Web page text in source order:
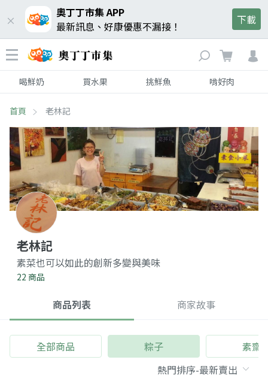
奧丁丁市集 APP
最新訊息、好康優惠不漏接！
下載
喝鮮奶 買水果 挑鮮魚 啃好肉
首頁 老林記
老林記
素菜也可以如此的創新多變與美味
22 商品
商品列表 商家故事
全部商品 粽子 素齋